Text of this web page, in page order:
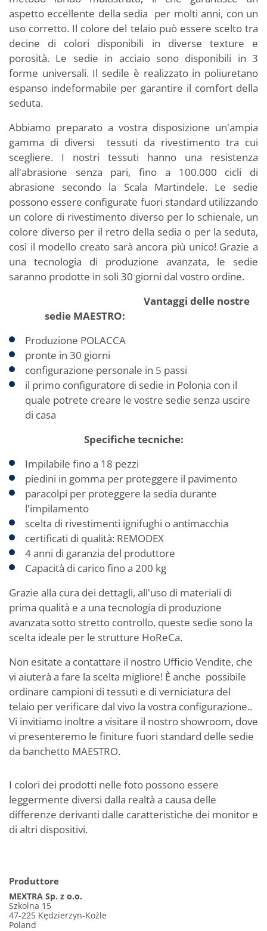
aspetto eccellente della sedia per molti anni, con un
uso corretto. Il colore del telaio può essere scelto tra
decine di colori disponibili in diverse texture e
porosità. Le sedie in acciaio sono disponibili in 3
forme universali. Il sedile è realizzato in poliuretano
espanso indeformabile per garantire il comfort della
seduta.
Abbiamo preparato a vostra disposizione un'ampia
gamma di diversi tessuti da rivestimento tra cui
scegliere. I nostri tessuti hanno una resistenza
all'abrasione senza pari, fino a 100.000 cicli di
abrasione secondo la Scala Martindele. Le sedie
possono essere configurate fuori standard utilizzando
un colore di rivestimento diverso per lo schienale, un
colore diverso per il retro della sedia o per la seduta,
così il modello creato sarà ancora più unico! Grazie a
una tecnologia di produzione avanzata, le sedie
saranno prodotte in soli 30 giorni dal vostro ordine.
Vantaggi delle nostre
sedie MAESTRO:
Produzione POLACCA
pronte in 30 giorni
configurazione personale in 5 passi
il primo configuratore di sedie in Polonia con il
quale potrete creare le vostre sedie senza uscire
di casa
Specifiche tecniche:
Impilabile fino a 18 pezzi
piedini in gomma per proteggere il pavimento
paracolpi per proteggere la sedia durante
l'impilamento
scelta di rivestimenti ignifughi o antimacchia
certificati di qualità: REMODEX
4 anni di garanzia del produttore
Capacità di carico fino a 200 kg
Grazie alla cura dei dettagli, all'uso di materiali di
prima qualità e a una tecnologia di produzione
avanzata sotto stretto controllo, queste sedie sono la
scelta ideale per le strutture HoReCa.
Non esitate a contattare il nostro Ufficio Vendite, che
vi aiuterà a fare la scelta migliore! È anche possibile
ordinare campioni di tessuti e di verniciatura del
telaio per verificare dal vivo la vostra configurazione..
Vi invitiamo inoltre a visitare il nostro showroom, dove
vi presenteremo le finiture fuori standard delle sedie
da banchetto MAESTRO.
I colori dei prodotti nelle foto possono essere
leggermente diversi dalla realtà a causa delle
differenze derivanti dalle caratteristiche dei monitor e
di altri dispositivi.
Produttore
MEXTRA Sp. z o.o.
Szkolna 15
47-225 Kędzierzyn-Koźle
Poland